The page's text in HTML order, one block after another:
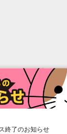
終了のお知らせ